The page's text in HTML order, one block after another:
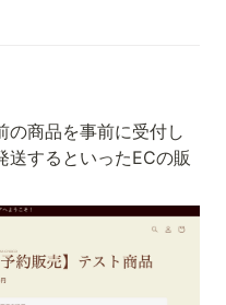
の商品を事前に受付し
送するといったECの販